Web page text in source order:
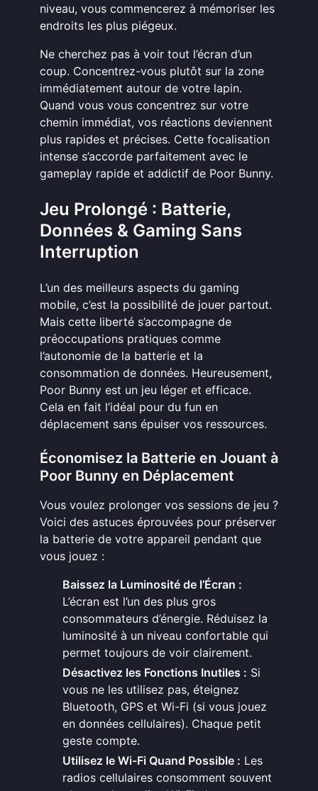
niveau, vous commencerez à mémoriser les
endroits les plus piégeux.
Ne cherchez pas à voir tout l’écran d’un
coup. Concentrez-vous plutôt sur la zone
immédiatement autour de votre lapin.
Quand vous vous concentrez sur votre
chemin immédiat, vos réactions deviennent
plus rapides et précises. Cette focalisation
intense s’accorde parfaitement avec le
gameplay rapide et addictif de Poor Bunny.
Jeu Prolongé : Batterie,
Données & Gaming Sans
Interruption
L’un des meilleurs aspects du gaming
mobile, c’est la possibilité de jouer partout.
Mais cette liberté s’accompagne de
préoccupations pratiques comme
l’autonomie de la batterie et la
consommation de données. Heureusement,
Poor Bunny est un jeu léger et efficace.
Cela en fait l’idéal pour du fun en
déplacement sans épuiser vos ressources.
Économisez la Batterie en Jouant à
Poor Bunny en Déplacement
Vous voulez prolonger vos sessions de jeu ?
Voici des astuces éprouvées pour préserver
la batterie de votre appareil pendant que
vous jouez :
Baissez la Luminosité de l’Écran :
L’écran est l’un des plus gros
consommateurs d’énergie. Réduisez la
luminosité à un niveau confortable qui
permet toujours de voir clairement.
Désactivez les Fonctions Inutiles : Si
vous ne les utilisez pas, éteignez
Bluetooth, GPS et Wi-Fi (si vous jouez
en données cellulaires). Chaque petit
geste compte.
Utilisez le Wi-Fi Quand Possible : Les
radios cellulaires consomment souvent